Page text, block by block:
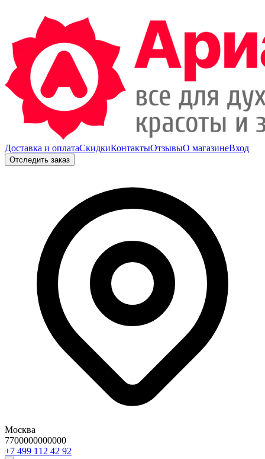
Доставка и оплатаСкидкиКонтактыОтзывыО магазинеВход
Отследить заказ
Москва
7700000000000
29 24 211 994 7+